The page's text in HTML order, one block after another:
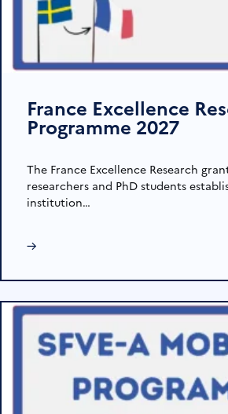
France Excellence
Programme 2027
The France Excellence Research
researchers and PhD students
institution…
→